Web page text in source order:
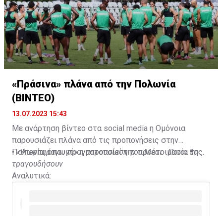
«Πράσινα» πλάνα από την Πολωνία
(ΒΙΝΤΕΟ)
13.07.2023 15:43
Με ανάρτηση βίντεο στα social media η Ομόνοια
παρουσιάζει πλάνα από τις προπονήσεις στην
Πολωνία, όπου πραγματοποιεί την προετοιμασία της.
•«Υπερπαραγωγή» η παρουσίαση του Μέσι - Ποιοι θα
τραγουδήσουν
Αναλυτικά: